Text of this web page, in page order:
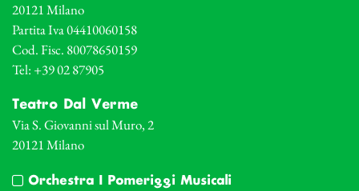
20121 Milano
Partita Iva 04410060158
Cod. Fisc. 80078650159
Tel: +39 02 87905
Teatro Dal Verme
Via S. Giovanni sul Muro, 2
20121 Milano
Orchestra I Pomeriggi Musicali